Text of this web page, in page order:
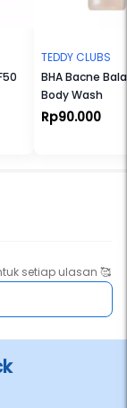
TEDDY CLUBS
BHA Bacne
Body Wash
Rp90.000
setiap ulasan 🥰